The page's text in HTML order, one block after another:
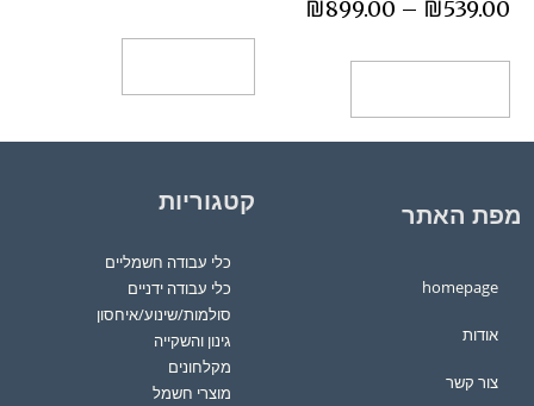
₪539.00
–
₪899.00
מפת האתר
homepage
אודות
צור קשר
קטגוריות
כלי עבודה חשמליים
כלי עבודה ידניים
סולמות/שינוע/איחסון
גינון והשקייה
מקלחונים
מוצרי חשמל